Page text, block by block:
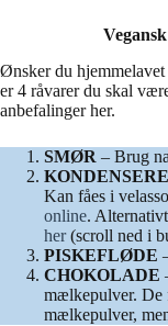
Ønsker du
er 4 råvarer du skal
anbefalinger her.
SMØR – Brug
Kan fåes i
online.
her(scroll ned i
PISKEFLØDE
CHOKOLADE
mælkepulver. De
mælkepulver,